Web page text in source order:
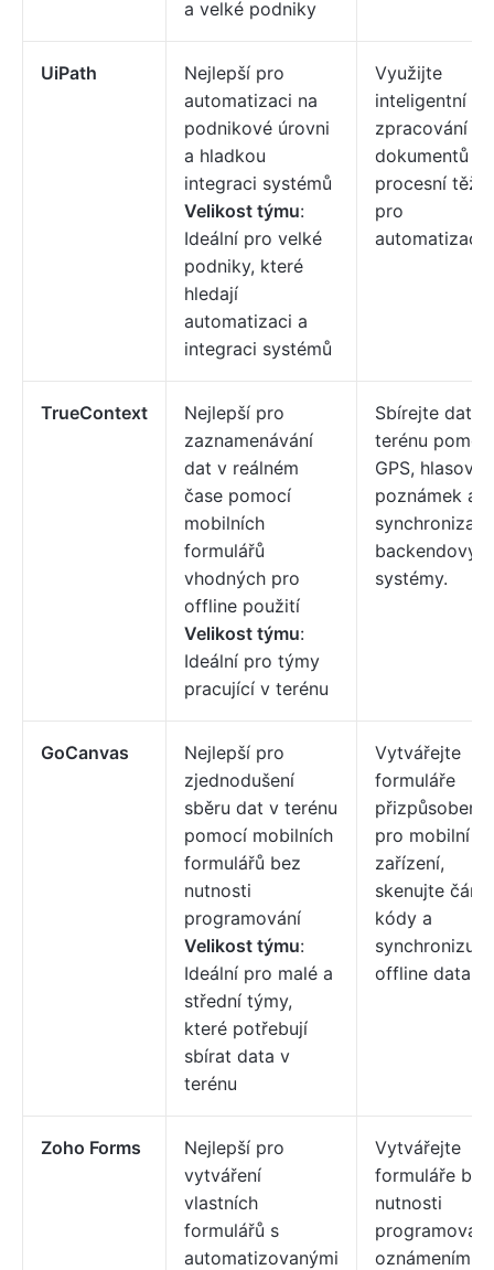
a velké podniky
UiPath
Nejlepší pro
automatizaci na
podnikové úrovni
a hladkou
integraci systémů
Velikost týmu:
Ideální pro velké
podniky, které
hledají
automatizaci a
integraci systémů
Využijte
inteligentní
zpracování
dokumentů a
procesní
pro
automatizaci.
TrueContext
Nejlepší pro
zaznamenávání
dat v reálném
čase pomocí
mobilních
formulářů
vhodných pro
offline použití
Velikost týmu:
Ideální pro týmy
pracující v terénu
Sbírejte data
terénu
GPS,
poznámek a
systémy.
GoCanvas
Nejlepší pro
zjednodušení
sběru dat v terénu
pomocí mobilních
formulářů bez
nutnosti
programování
Velikost týmu:
Ideální pro malé a
střední týmy,
které potřebují
sbírat data v
terénu
Vytvářejte
formuláře
přizpůsobené
pro mobilní
zařízení,
skenujte
kódy a
offline data.
Zoho Forms
Nejlepší pro
vytváření
vlastních
formulářů s
automatizovanými
Vytvářejte
formuláře bez
nutnosti
oznámeními,